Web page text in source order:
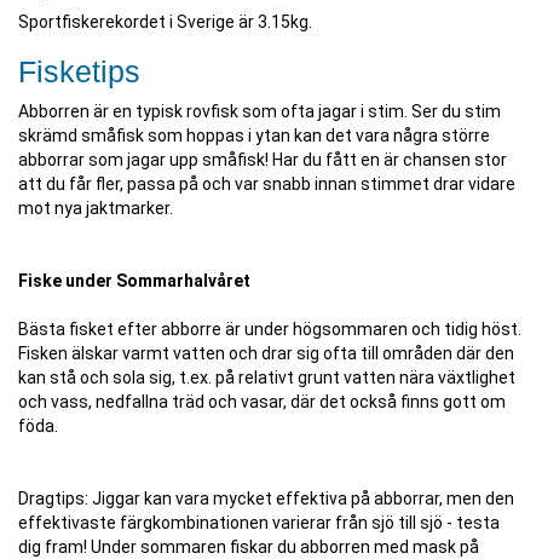
Sportfiskerekordet i Sverige är 3.15kg.
Fisketips
Abborren är en typisk rovfisk som ofta jagar i stim. Ser du stim
skrämd småfisk som hoppas i ytan kan det vara några större
abborrar som jagar upp småfisk! Har du fått en är chansen stor
att du får fler, passa på och var snabb innan stimmet drar vidare
mot nya jaktmarker.
Fiske under Sommarhalvåret
Bästa fisket efter abborre är under högsommaren och tidig höst.
Fisken älskar varmt vatten och drar sig ofta till områden där den
kan stå och sola sig, t.ex. på relativt grunt vatten nära växtlighet
och vass, nedfallna träd och vasar, där det också finns gott om
föda.
Dragtips: Jiggar kan vara mycket effektiva på abborrar, men den
effektivaste färgkombinationen varierar från sjö till sjö - testa
dig fram! Under sommaren fiskar du abborren med mask på